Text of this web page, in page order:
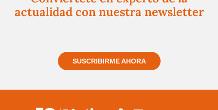
actualidad con nuestra newsletter
SUSCRIBIRME AHORA